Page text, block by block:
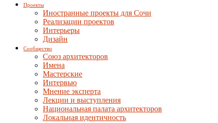
Проекты
Иностранные проекты для Сочи
Реализации проектов
Интерьеры
Дизайн
Сообщество
Союз архитекторов
Имена
Мастерские
Интервью
Мнение эксперта
Лекции и выступления
Национальная палата архитекторов
Локальная идентичность